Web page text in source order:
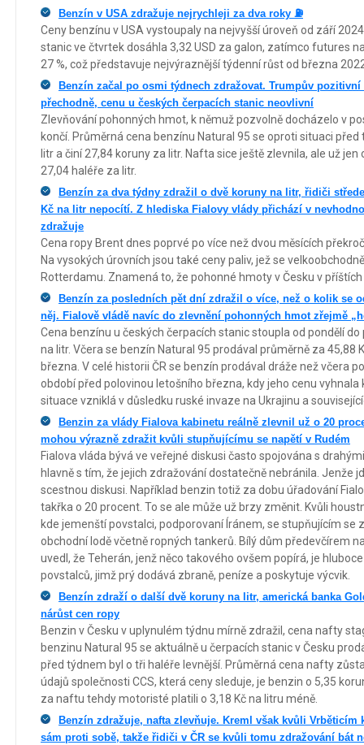
Benzín v USA zdražuje nejrychleji za dva roky ⛽
Ceny benzínu v USA vystoupaly na nejvyšší úroveň od září
stanic ve čtvrtek dosáhla 3,32 USD za galon, zatímco futures
27 %, což představuje nejvýraznější týdenní růst od března
Benzín začal po osmi týdnech zdražovat. Trumpův
přechodně, cenu u českých čerpacích stanic neovlivní
Zlevňování pohonných hmot, k němuž pozvolně docházelo v
končí. Průměrná cena benzínu Natural 95 se oproti situaci
litr a činí 27,84 koruny za litr. Nafta sice ještě zlevnila, ale už jen
27,04 haléře za litr.
Benzín za dva týdny zdražil o dvě koruny na litr, řidiči
Kč na litr nepocítí. Z hlediska Fialovy vlády přichází v
zdražuje
Cena ropy Brent dnes poprvé po více než dvou měsících
Na vysokých úrovních jsou také ceny paliv, jež se
Rotterdamu. Znamená to, že pohonné hmoty v Česku v
Benzín za posledních pět dní zdražil o více, než o kolik se
něj. Fialově vládě navíc do zlevnění pohonných hmot zřejmě
Cena benzínu u českých čerpacích stanic stoupla od pondělí
na litr. Včera se benzín Natural 95 prodával průměrně za 45,88
března. V celé historii ČR se benzín prodával dráže než včera
období před polovinou letošního března, kdy jeho cenu
situace vzniklá v důsledku ruské invaze na Ukrajinu a
Benzin za vlády Fialova kabinetu reálně zlevnil už o 20
mohou výrazně zdražit kvůli stupňujícímu se napětí v Rudém
Fialova vláda bývá ve veřejné diskusi často spojována s
hlavně s tím, že jejich zdražování dostatečně nebránila. Jenže
scestnou diskusi. Například benzin totiž za dobu úřadování
takřka o 20 procent. To se ale může už brzy změnit. Kvůli
kde jemenští povstalci, podporovaní Íránem, se stupňujícím se
obchodní lodě včetně ropných tankerů. Bílý dům předevčírem
uvedl, že Teherán, jenž něco takového ovšem popírá, je
povstalců, jimž prý dodává zbraně, peníze a poskytuje výcvik.
Benzín zdraží o další dvě koruny na litr, americká banka
nárůst cen ropy
Benzin v Česku v uplynulém týdnu mírně zdražil, cena nafty
benzinu Natural 95 se aktuálně u čerpacích stanic v Česku
před týdnem byl o tři haléře levnější. Průměrná cena nafty
údajů společnosti CCS, která ceny sleduje, je benzin o 5,35
za naftu tehdy motoristé platili o 3,18 Kč na litru méně.
Benzín zdražuje, nafta zlevňuje. Kreml však kvůli
sám proti sobě, takže řidiči v ČR se kvůli tomu zdražování bát